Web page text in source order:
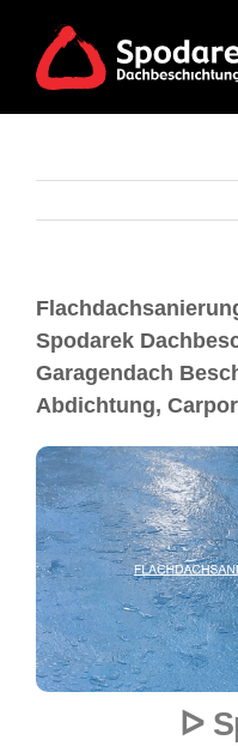
Spodarek
Garagendach
Abdichtung,
ᐅ